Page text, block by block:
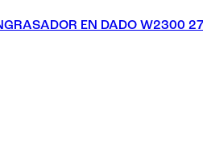
EN DADO W2300